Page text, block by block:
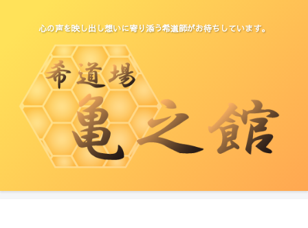
心の声を映し出し想いに寄り添う希道師がお待ちしています。